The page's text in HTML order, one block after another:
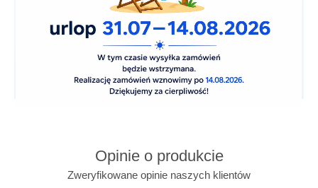
elegancja działają na otoczenie jak magnes. Zapach Si
skrywa w sobie namiętność, emocje, zmysłowość i
beztroskę.
20ml35ml58ml106ml
Opinie o produkcie
Zweryfikowane opinie naszych klientów